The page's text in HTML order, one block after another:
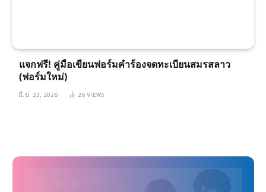
แจกฟรี! คู่มือเขียนฟอร์มคำร้องจดทะเบียนสมรสลาว
(ฟอร์มใหม่)
มิ.ย. 23, 2026 26VIEWS